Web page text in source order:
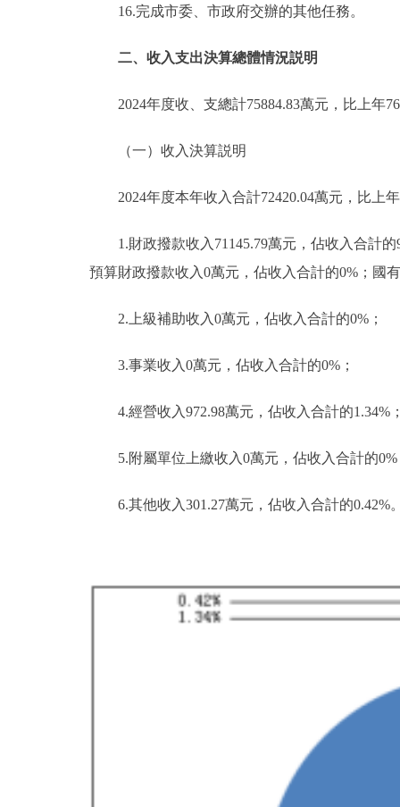
16.完成市委、市政府交辦的其他任務。
二、收入支出決算總體情況説明
2024年度收、支總計75884.83萬元，比上年
（一）收入決算説明
2024年度本年收入合計72420.04萬元，比上
1.財政撥款收入71145.79萬元，佔收入合計
預算財政撥款收入0萬元，佔收入合計的0%；國
2.上級補助收入0萬元，佔收入合計的0%；
3.事業收入0萬元，佔收入合計的0%；
4.經營收入972.98萬元，佔收入合計的1.34%
5.附屬單位上繳收入0萬元，佔收入合計的
6.其他收入301.27萬元，佔收入合計的0.42%